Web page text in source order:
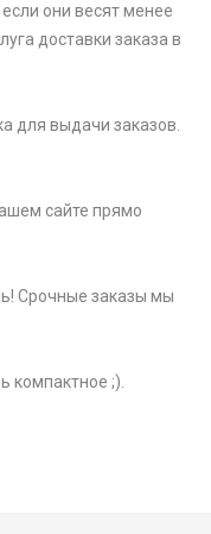
они весят менее
доставки заказа в
для выдачи заказов.
сайте прямо
Срочные заказы мы
компактное ;).